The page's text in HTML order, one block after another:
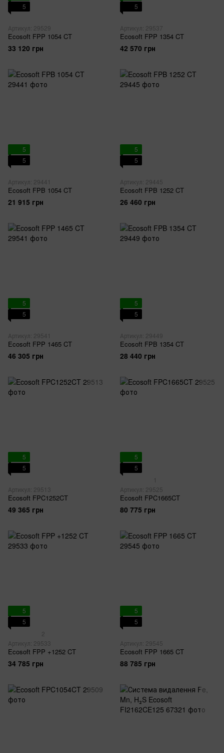
5
Артикул: 29529
Ecosoft FPP 1054 CT
33 120 грн
5
Артикул: 29537
Ecosoft FPP 1354 CT
42 570 грн
5
5
Артикул: 29441
Ecosoft FPB 1054 CT
21 915 грн
5
5
Артикул: 29445
Ecosoft FPB 1252 CT
26 460 грн
5
5
Артикул: 29541
Ecosoft FPP 1465 CT
46 305 грн
5
5
Артикул: 29449
Ecosoft FPB 1354 CT
28 440 грн
5
5
Артикул: 29513
Ecosoft FPC1252CT
49 365 грн
5
5
1
Артикул: 29525
Ecosoft FPC1665CT
80 775 грн
5
5
2
Артикул: 29533
Ecosoft FPP +1252 CT
34 785 грн
5
5
Артикул: 29545
Ecosoft FPP 1665 CT
88 785 грн